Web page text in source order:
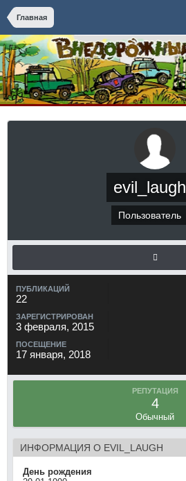
Главная
evil_laugh
Пользователь
ПУБЛИКАЦИЙ
22
ЗАРЕГИСТРИРОВАН
3 февраля, 2015
ПОСЕЩЕНИЕ
17 января, 2018
РЕПУТАЦИЯ
4
Обычный
ИНФОРМАЦИЯ О EVIL_LAUGH
День рождения